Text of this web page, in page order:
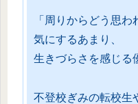
「周りからどう思わ
気にするあまり、
生きづらさを感じる
不登校ぎみの転校生